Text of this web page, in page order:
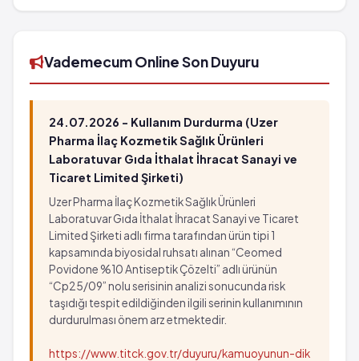
Ampul 160 mg/2 ml 1x2 ml'lik ampul'in barkod
Vademecum Online Son Duyuru
24.07.2026 - Kullanım Durdurma (Uzer
Pharma İlaç Kozmetik Sağlık Ürünleri
Laboratuvar Gıda İthalat İhracat Sanayi ve
Ticaret Limited Şirketi)
Uzer Pharma İlaç Kozmetik Sağlık Ürünleri
Laboratuvar Gıda İthalat İhracat Sanayi ve Ticaret
Limited Şirketi adlı firma tarafından ürün tipi 1
kapsamında biyosidal ruhsatı alınan “Ceomed
Povidone %10 Antiseptik Çözelti” adlı ürünün
“Cp25/09” nolu serisinin analizi sonucunda risk
taşıdığı tespit edildiğinden ilgili serinin kullanımının
durdurulması önem arz etmektedir.
https://www.titck.gov.tr/duyuru/kamuoyunun-dik